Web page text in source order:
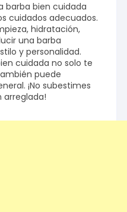
barba bien cuidada
cuidados adecuados.
hidratación,
una barba
y personalidad.
cuidada no solo te
puede
¡No subestimes
arreglada!